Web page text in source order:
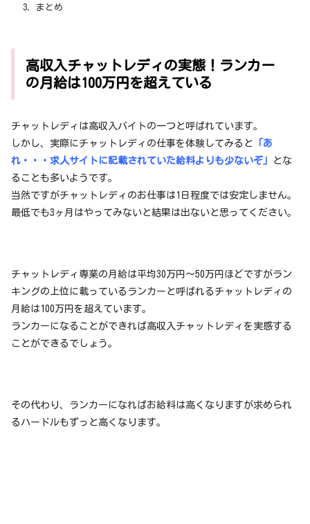
まとめ
高収入チャットレディの実態！ランカー
の月給は100万円を超えている
チャットレディは高収入バイトの一つと呼ばれています。
しかし、実際にチャットレディの仕事を体験してみると
「あ
れ・・・求人サイトに記載されていた給料よりも少ないぞ」
とな
ることも多いようです。
当然ですがチャットレディのお仕事は1日程度では安定しません。
最低でも3ヶ月はやってみないと結果は出ないと思ってください。
チャットレディ専業の月給は平均30万円～50万円ほどですがラン
キングの上位に載っているランカーと呼ばれるチャットレディの
月給は100万円を超えています。
ランカーになることができれば高収入チャットレディを実感する
ことができるでしょう。
その代わり、ランカーになればお給料は高くなりますが求められ
るハードルもずっと高くなります。